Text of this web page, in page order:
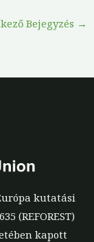
Bejegyzés →
kutatási
(REFOREST)
kapott